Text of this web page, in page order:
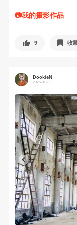
📷我的摄影作品
9 收
DookieN
2025-01-11